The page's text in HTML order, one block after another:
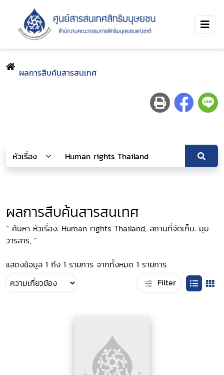
ผลการสืบค้นสารสนเทศ
ผลการสืบค้นสารสนเทศ
“ ค้นหา หัวเรื่อง: Human rights Thailand, สถานที่จัดเก็บ: มุม
วารสาร, ”
แสดงข้อมูล 1 ถึง 1 รายการ จากทั้งหมด 1 รายการ
Filter